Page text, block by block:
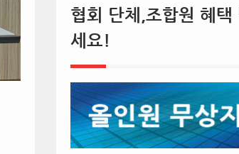
협회 단체,조합원 혜택
세요!